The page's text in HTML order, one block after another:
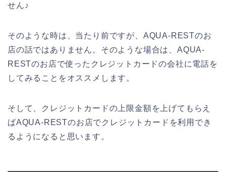
せん♪
そのような時は、当たり前ですが、AQUA-RESTのお
店の話ではありません。そのような場合は、AQUA-
RESTのお店で使ったクレジットカードの会社に電話を
してみることをオススメします。
そして、クレジットカードの上限金額を上げてもらえ
ばAQUA-RESTのお店でクレジットカードを利用でき
るようになると思います。